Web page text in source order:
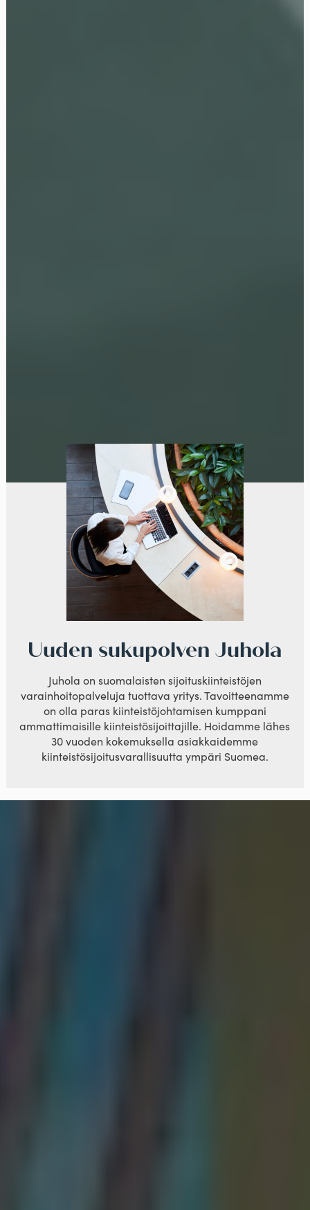
Uuden sukupolven Juhola
Juhola on suomalaisten sijoituskiinteistöjen
varainhoitopalveluja tuottava yritys. Tavoitteenamme
on olla paras kiinteistöjohtamisen kumppani
ammattimaisille kiinteistösijoittajille. Hoidamme lähes
30 vuoden kokemuksella asiakkaidemme
kiinteistösijoitusvarallisuutta ympäri Suomea.